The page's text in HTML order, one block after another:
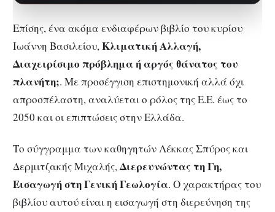
Επίσης, ένα ακόμα ενδιαφέρων βιβλίο του κυρίου
Ιωάννη Βασιλείου,Κλιματική Αλλαγή,
Διαχειρίσιμο πρόβλημα ή αργός θάνατος του
πλανήτη;. Με προσέγγιση επιστημονική αλλά όχι
απροσπέλαστη, αναλύεται ο ρόλος της Ε.Ε. έως το
2050 και οι επιπτώσεις στην Ελλάδα.
Το σύγγραμμα των καθηγητών Λέκκας Σπύρος και
Δερμιτζακής Μιχαλής,Διερευνώντας τη Γη,
Εισαγωγή στη Γενική Γεωλογία. Ο χαρακτήρας του
βιβλίου αυτού είναι η εισαγωγή στη διερεύνηση της